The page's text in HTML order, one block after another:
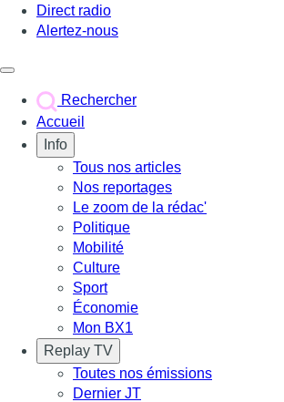
Direct radio
Alertez-nous
Rechercher
Accueil
Info
Tous nos articles
Nos reportages
Le zoom de la rédac'
Politique
Mobilité
Culture
Sport
Économie
Mon BX1
Replay TV
Toutes nos émissions
Dernier JT